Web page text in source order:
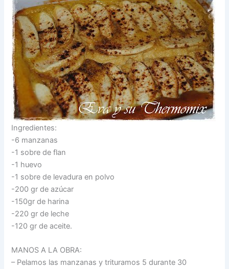
Ingredientes:
-6 manzanas
-1 sobre de flan
-1 huevo
-1 sobre de levadura en polvo
-200 gr de azúcar
-150gr de harina
-220 gr de leche
-120 gr de aceite.
MANOS A LA OBRA:
– Pelamos las manzanas y trituramos 5 durante 30